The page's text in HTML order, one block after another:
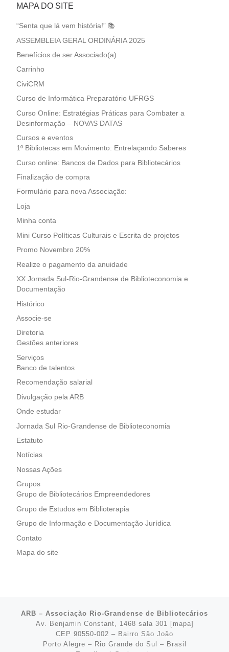
MAPA DO SITE
“Senta que lá vem história!” 📚
ASSEMBLEIA GERAL ORDINÁRIA 2025
Benefícios de ser Associado(a)
Carrinho
CiviCRM
Curso de Informática Preparatório UFRGS
Curso Online: Estratégias Práticas para Combater a
Desinformação – NOVAS DATAS
Cursos e eventos
1º Bibliotecas em Movimento: Entrelaçando Saberes
Curso online: Bancos de Dados para Bibliotecários
Finalização de compra
Formulário para nova Associação:
Loja
Minha conta
Mini Curso Políticas Culturais e Escrita de projetos
Promo Novembro 20%
Realize o pagamento da anuidade
XX Jornada Sul-Rio-Grandense de Biblioteconomia e
Documentação
Histórico
Associe-se
Diretoria
Gestões anteriores
Serviços
Banco de talentos
Recomendação salarial
Divulgação pela ARB
Onde estudar
Jornada Sul Rio-Grandense de Biblioteconomia
Estatuto
Notícias
Nossas Ações
Grupos
Grupo de Bibliotecários Empreendedores
Grupo de Estudos em Biblioterapia
Grupo de Informação e Documentação Jurídica
Contato
Mapa do site
ARB – Associação Rio-Grandense de Bibliotecários
Av. Benjamin Constant, 1468 sala 301 [mapa]
CEP 90550-002 – Bairro São João
Porto Alegre – Rio Grande do Sul – Brasil